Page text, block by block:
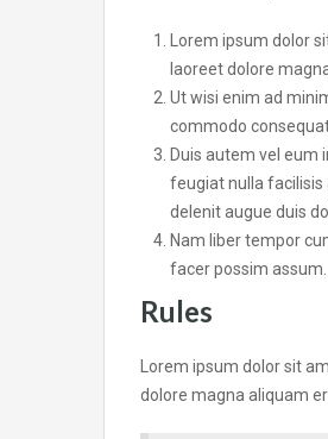
Lorem ipsum dolor
laoreet dolore
Ut wisi enim ad
commodo
Duis autem vel eum
feugiat nulla facilisis
delenit augue duis
Nam liber tempor
facer possim assum.
Rules
Lorem ipsum dolor sit
dolore magna aliquam